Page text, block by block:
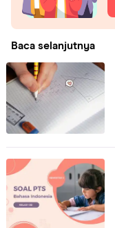
Baca selanjutnya